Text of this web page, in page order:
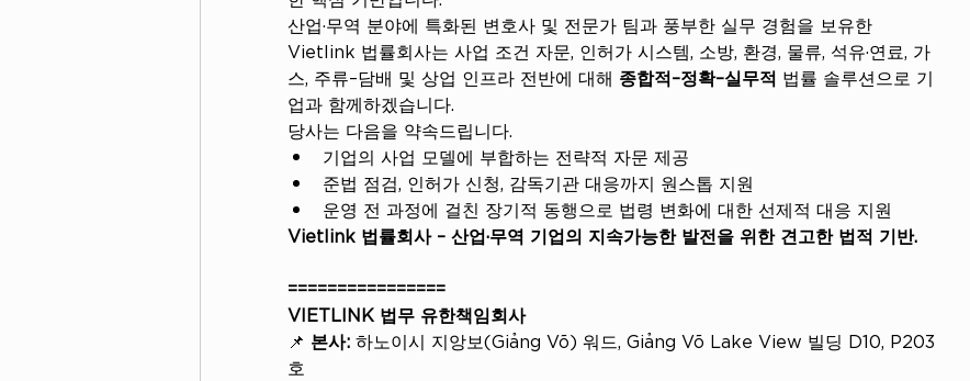
산업·무역 분야에 특화된 변호사 및 전문가 팀과 풍부한 실무 경험을 보유한
Vietlink 법률회사는 사업 조건 자문, 인허가 시스템, 소방, 환경, 물류, 석유·연료, 가
스, 주류–담배 및 상업 인프라 전반에 대해 종합적–정확–실무적 법률 솔루션으로 기
업과 함께하겠습니다.
당사는 다음을 약속드립니다.
기업의 사업 모델에 부합하는 전략적 자문 제공
준법 점검, 인허가 신청, 감독기관 대응까지 원스톱 지원
운영 전 과정에 걸친 장기적 동행으로 법령 변화에 대한 선제적 대응 지원
Vietlink 법률회사 – 산업·무역 기업의 지속가능한 발전을 위한 견고한 법적 기반.
================
VIETLINK 법무 유한책임회사
📌 본사: 하노이시 지앙보(Giảng Võ) 워드, Giảng Võ Lake View 빌딩 D10, P203
호